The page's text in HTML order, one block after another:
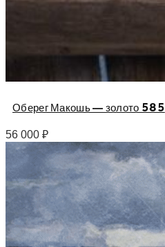
Оберег Макошь — золото 585
56 000 ₽